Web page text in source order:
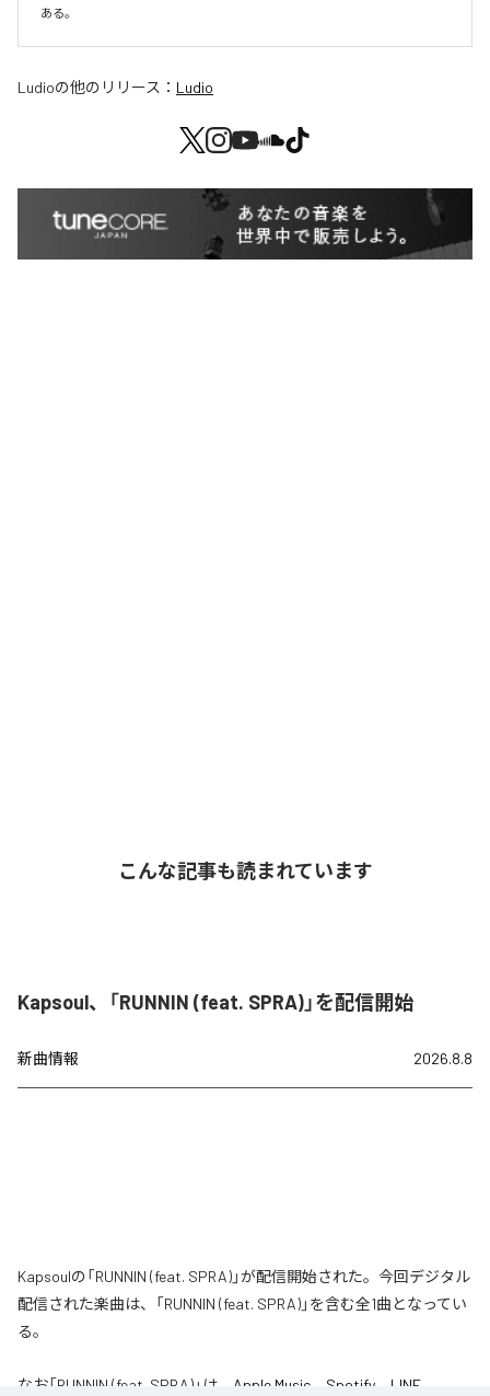
ある。
Ludioの他のリリース： Ludio
こんな記事も読まれています
Kapsoul、「RUNNIN (feat. SPRA)」を配信開始
新曲情報 2026.8.8
Kapsoulの「RUNNIN (feat. SPRA)」が配信開始された。今回デジタル
配信された楽曲は、「RUNNIN (feat. SPRA)」を含む全1曲となってい
る。
なお「RUNNIN (feat. SPRA)」は、 Apple Music Spotify
LINE